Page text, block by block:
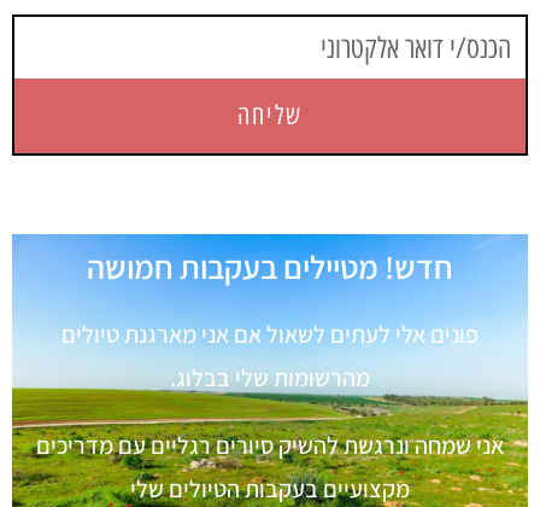
שליחה
חדש! מטיילים בעקבות חמושה
פונים אלי לעתים לשאול אם אני מארגנת טיולים
מהרשומות שלי בבלוג.
אני שמחה ונרגשת להשיק סיורים רגליים עם מדריכים
מקצועיים בעקבות הטיולים שלי